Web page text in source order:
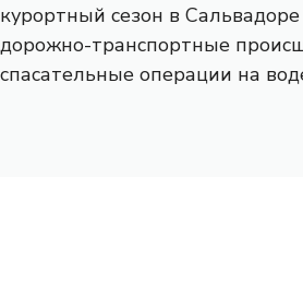
курортный сезон в
дорожно-транспортные
спасательные операции на